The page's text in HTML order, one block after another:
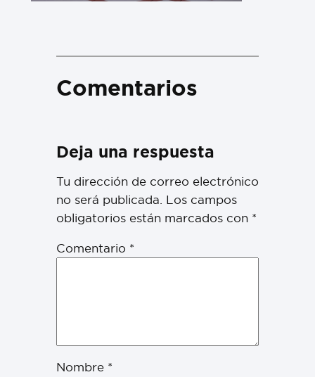
Comentarios
Deja una respuesta
Tu dirección de correo electrónico
no será publicada. Los campos
obligatorios están marcados con *
Comentario *
Nombre *